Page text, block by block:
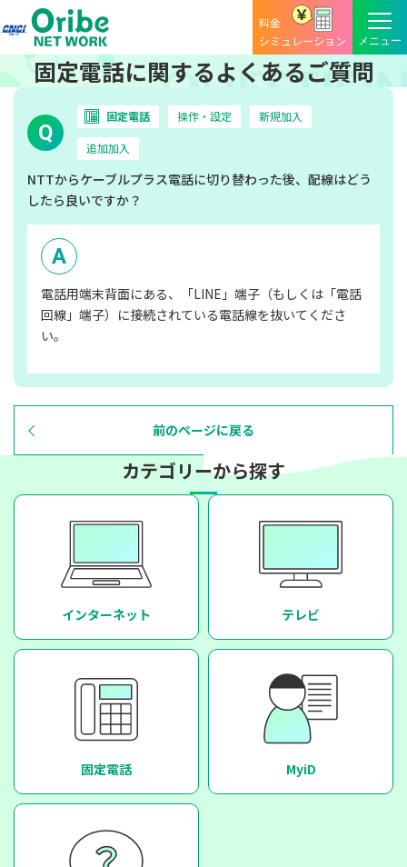
料金
シミュレーション
固定電話に関するよくあるご質問
Q
固定電話 操作・設定 新規加入
追加加入
NTTからケーブルプラス電話に切り替わった後、配線はどう
したら良いですか？
電話用端末背面にある、「LINE」端子（もしくは「電話
回線」端子）に接続されている電話線を抜いてくださ
い。
前のページに戻る
カテゴリーから探す
インターネット テレビ
固定電話 MyiD